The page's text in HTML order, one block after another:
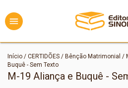
Início / CERTIDÕES / Bênção Matrimonial /
Buquê - Sem Texto
M-19 Aliança e Buquê -